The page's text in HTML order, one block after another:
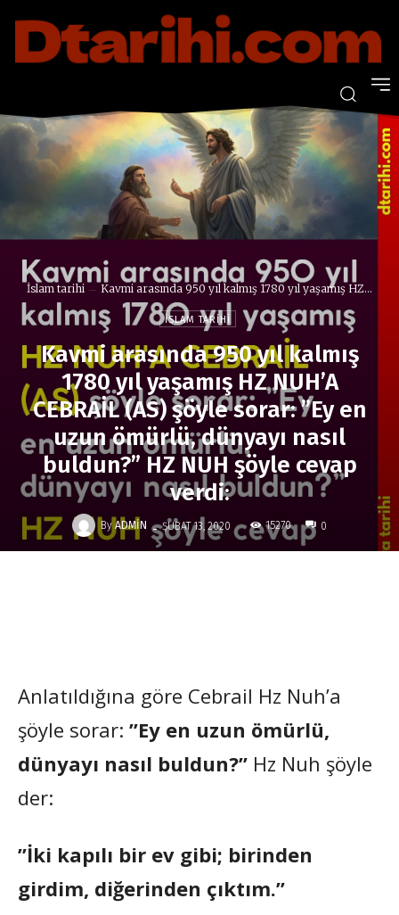
İslam tarihi Kavmi arasında 950 yıl kalmış 1780 yıl yaşamış HZ...
İSLAM TARIHI
Kavmi arasında 950 yıl kalmış
1780 yıl yaşamış HZ NUH’A
CEBRAİL (AS) şöyle sorar: ”Ey en
uzun ömürlü, dünyayı nasıl
buldun?” HZ NUH şöyle cevap
verdi:
By ADMIN - ŞUBAT 13, 2020 15270 0
Anlatıldığına göre Cebrail Hz Nuh’a
şöyle sorar: ”Ey en uzun ömürlü,
dünyayı nasıl buldun?” Hz Nuh şöyle
der:
”İki kapılı bir ev gibi; birinden
girdim, diğerinden çıktım.”